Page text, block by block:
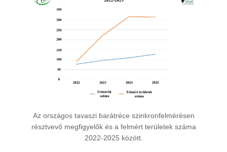
Az országos tavaszi barátréce szinkronfelmérésen
résztvevő megfigyelők és a felmért területek száma
2022-2025 között.